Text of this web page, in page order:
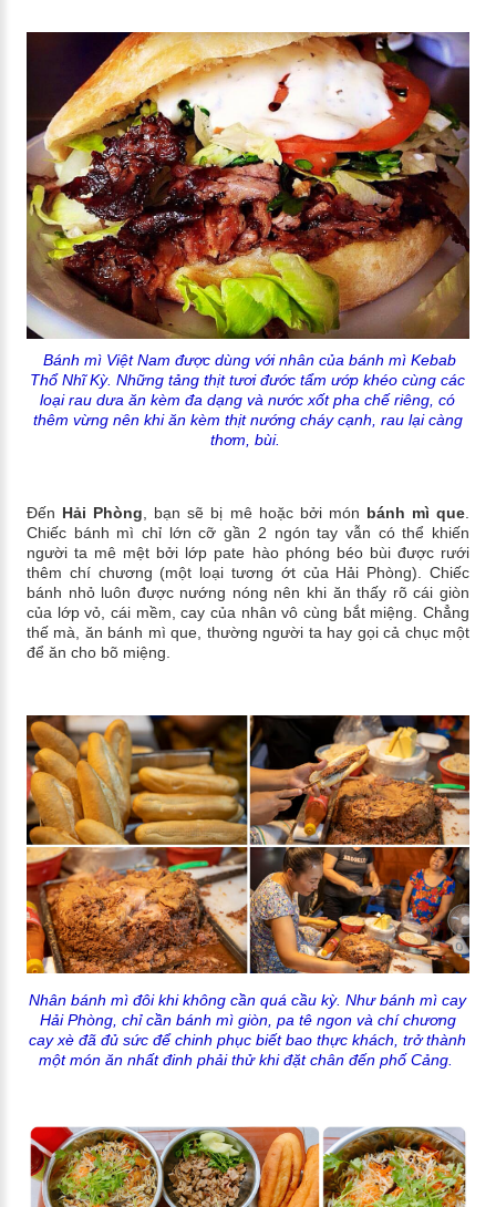
Bánh mì Việt Nam được dùng với nhân của bánh mì Kebab
Thổ Nhĩ Kỳ. Những tảng thịt tươi đước tẩm ướp khéo cùng các
loại rau dưa ăn kèm đa dạng và nước xốt pha chế riêng, có
thêm vừng nên khi ăn kèm thịt nướng cháy cạnh, rau lại càng
thơm, bùi.
Đến Hải Phòng , bạn sẽ bị mê hoặc bởi món bánh mì que
Chiếc bánh mì chỉ lớn cỡ gần 2 ngón tay vẫn có thể khiến
người ta mê mệt bởi lớp pate hào phóng béo bùi được rưới
thêm chí chương (một loại tương ớt của Hải Phòng). Chiếc
bánh nhỏ luôn được nướng nóng nên khi ăn thấy rõ cái giòn
của lớp vỏ, cái mềm, cay của nhân vô cùng bắt miệng. Chẳng
thế mà, ăn bánh mì que, thường người ta hay gọi cả chục một
để ăn cho bõ miệng.
Nhân bánh mì đôi khi không cần quá cầu kỳ. Như bánh mì cay
Hải Phòng, chỉ cần bánh mì giòn, pa tê ngon và chí chương
cay xè đã đủ sức để chinh phục biết bao thực khách, trở thành
một món ăn nhất đinh phải thử khi đặt chân đến phố Cảng.